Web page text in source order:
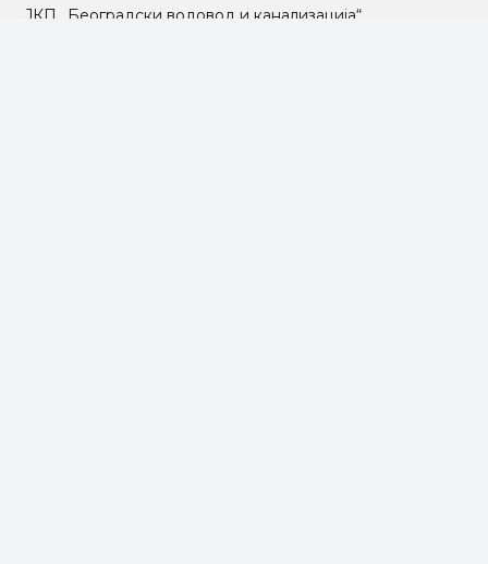
ЈКП „Београдски водовод и канализација“